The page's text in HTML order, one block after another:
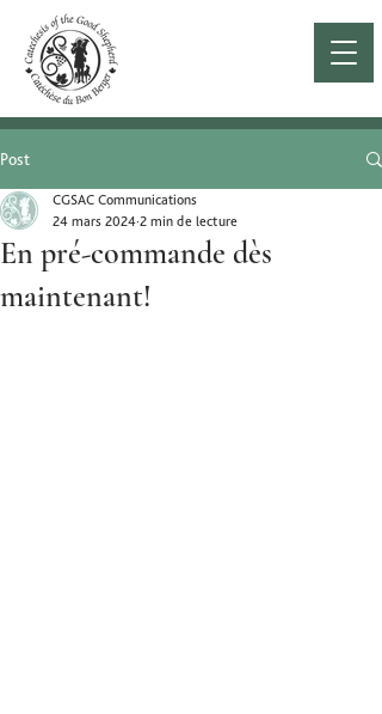
Post
En pré-commande dès
maintenant!
CGSAC Communications
24 mars 2024 2 min de lecture